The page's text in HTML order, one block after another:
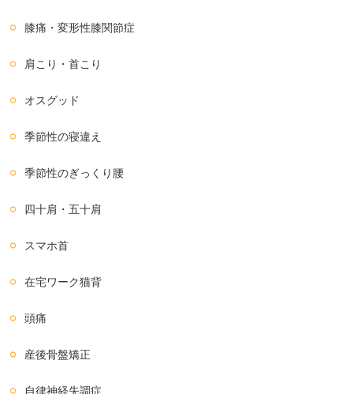
膝痛・変形性膝関節症
肩こり・首こり
オスグッド
季節性の寝違え
季節性のぎっくり腰
四十肩・五十肩
スマホ首
在宅ワーク猫背
頭痛
産後骨盤矯正
自律神経失調症